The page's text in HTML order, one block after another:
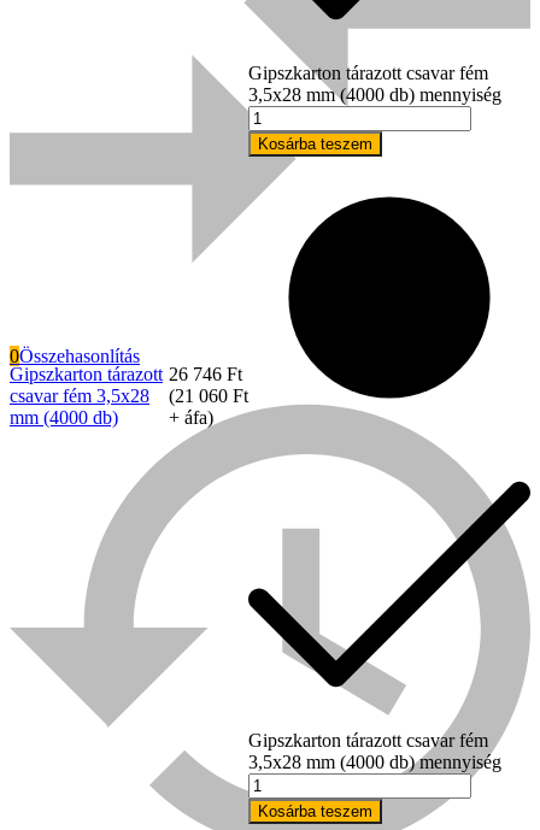
Everwin
0Összehasonlítás
Gipszkarton tárazott
csavar fém 3,5x28
mm (4000 db)
26 746 Ft
(21 060 Ft
+ áfa)
Gipszkarton tárazott csavar fém
3,5x28 mm (4000 db) mennyiség
Kosárba teszem
Gipszkarton tárazott csavar fém
3,5x28 mm (4000 db) mennyiség
Kosárba teszem